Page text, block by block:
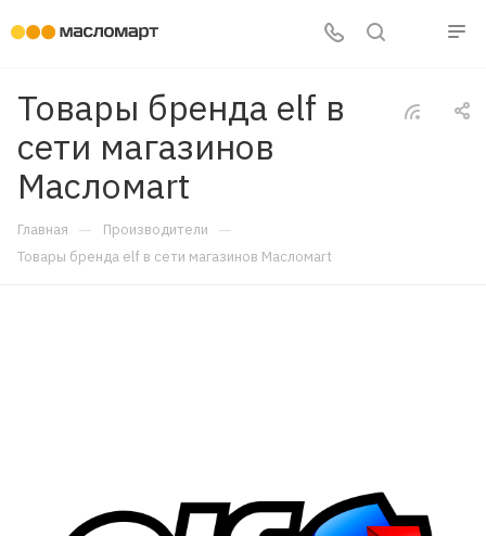
Товары бренда elf в
сети магазинов
Масломart
Главная — Производители —
Товары бренда elf в сети магазинов Масломart